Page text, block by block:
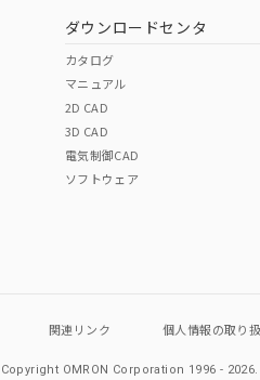
応品が混在する可能性があります
ださい。
ダウンロードセンタ
カタログ
マニュアル
2D CAD
3D CAD
電気制御CAD
ソフトウェア
関連リンク 個人情報の取り
OMRON Corporation 1996 -